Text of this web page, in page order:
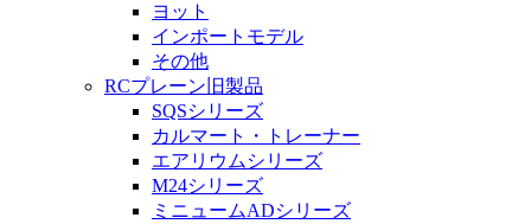
ヨット
インポートモデル
その他
RCプレーン旧製品
SQSシリーズ
カルマート・トレーナー
エアリウムシリーズ
M24シリーズ
ミニュームADシリーズ